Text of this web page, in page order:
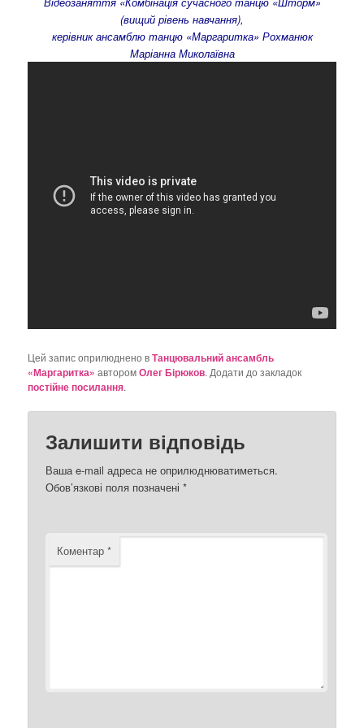
о
з
а
п
(вищий рівень навчання),
керівник ансамблю танцю «Маргаритка» Рохманюк
Маріанна Миколаївна
Цей запис оприлюднено вТанцювальний ансамбль
«Маргаритка» авторомОлег Бірюков. Додати до закладок
постійне посилання.
Залишити відповідь
Ваша e-mail адреса не оприлюднюватиметься.
Обов’язкові поля позначені*
Коментар*